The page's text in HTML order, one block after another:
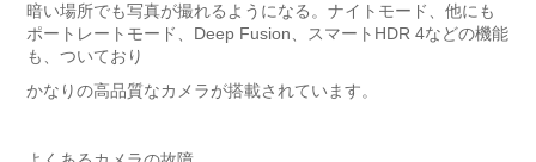
暗い場所でも写真が撮れるようになる。ナイトモード、他にも
ポートレートモード、Deep Fusion、スマートHDR 4などの機能
も、ついており
かなりの高品質なカメラが搭載されています。